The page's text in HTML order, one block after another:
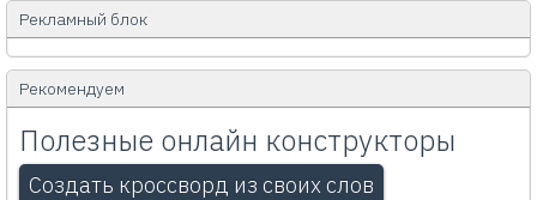
Рекламный блок
Рекомендуем
Полезные онлайн конструкторы
Создать кроссворд из своих слов